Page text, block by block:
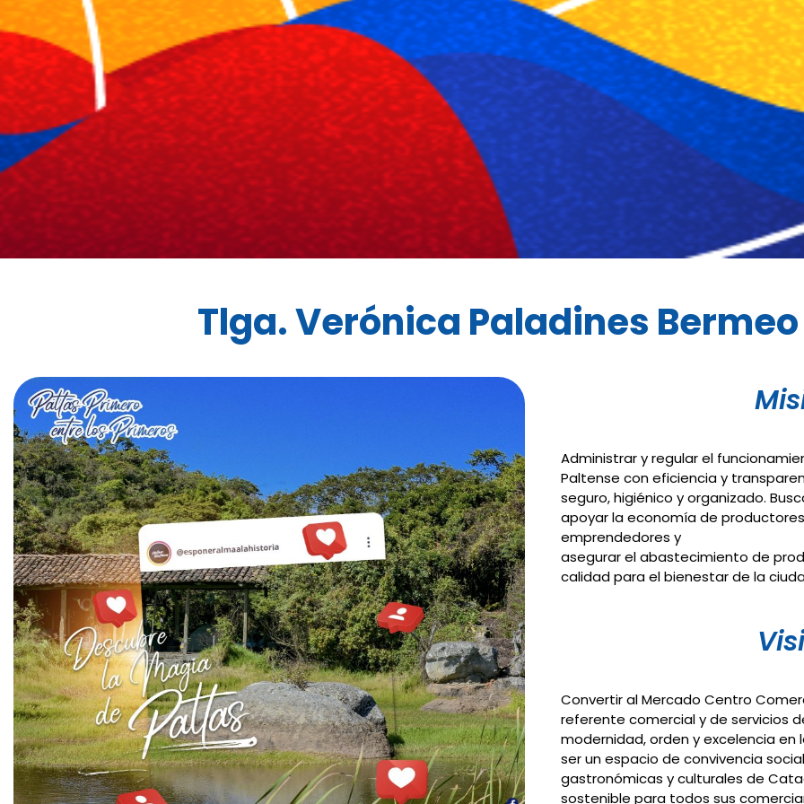
Tlga. Verónica Paladines Bermeo
Administrar y regular el
Paltense con eficiencia y
seguro, higiénico y organizado.
apoyar la economía de
emprendedores y
asegurar el abastecimiento de
calidad para el bienestar de la
Convertir al Mercado Centro
referente comercial y de servicios
modernidad, orden y excelencia
ser un espacio de convivencia
gastronómicas y culturales de
sostenible para todos sus